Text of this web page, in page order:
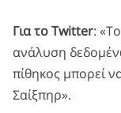
Για το Twitter: «Το
ανάλυση
πίθηκος μπορεί
Σαίξπηρ».